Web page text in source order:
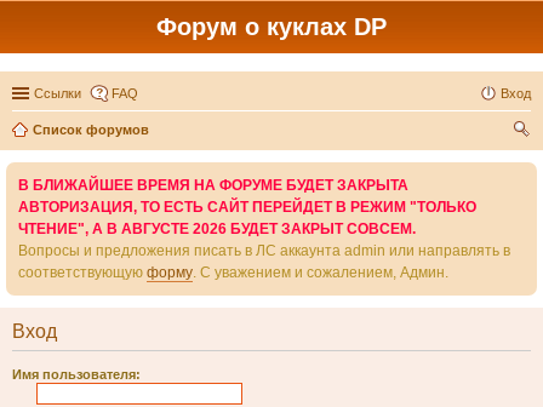
Форум о куклах DP
Ссылки FAQ Вход
Список форумов
В БЛИЖАЙШЕЕ ВРЕМЯ НА ФОРУМЕ БУДЕТ ЗАКРЫТА
АВТОРИЗАЦИЯ, ТО ЕСТЬ САЙТ ПЕРЕЙДЕТ В РЕЖИМ "ТОЛЬКО
ЧТЕНИЕ", А В АВГУСТЕ 2026 БУДЕТ ЗАКРЫТ СОВСЕМ.
Вопросы и предложения писать в ЛС аккаунта admin или направлять в
соответствующую форму. С уважением и сожалением, Админ.
Вход
Имя пользователя: